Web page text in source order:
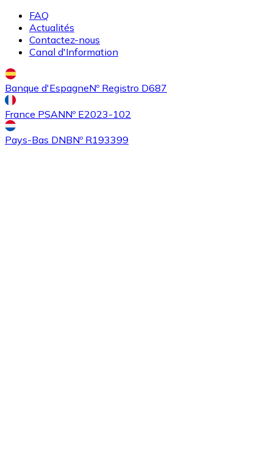
AcheterAlgorandavec virement bancaire
ALGO
FAQ
Actualités
Contactez-nous
Canal d'Information
Banque d'EspagneNº Registro D687
France PSANNº E2023-102
Pays-Bas DNBNº R193399